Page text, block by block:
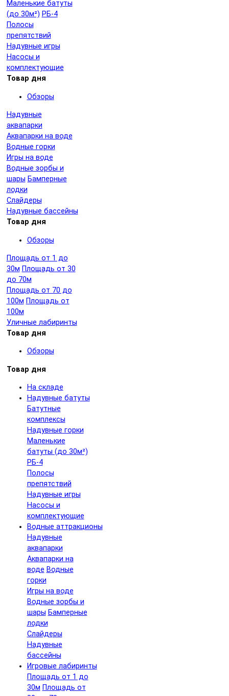
Маленькие батуты
(до 30м²) РБ-4
Полосы
препятствий
Надувные игры
Насосы и
комплектующие
Товар дня
Обзоры
Надувные
аквапарки
Аквапарки на воде
Водные горки
Игры на воде
Водные зорбы и
шары Бамперные
лодки
Слайдеры
Надувные бассейны
Товар дня
Обзоры
Площадь от 1 до
30м Площадь от 30
до 70м
Площадь от 70 до
100м Площадь от
100м
Уличные лабиринты
Товар дня
Обзоры
Товар дня
На складе
Надувные батуты
Батутные
комплексы
Надувные горки
Маленькие
батуты (до 30м²)
РБ-4
Полосы
препятствий
Надувные игры
Насосы и
комплектующие
Водные аттракционы
Надувные
аквапарки
Аквапарки на
воде Водные
горки
Игры на воде
Водные зорбы и
шары Бамперные
лодки
Слайдеры
Надувные
бассейны
Игровые лабиринты
Площадь от 1 до
30м Площадь от